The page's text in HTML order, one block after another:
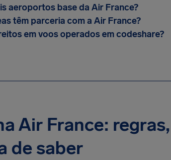
aeroportos base da Air France?
têm parceria com a Air France?
em voos operados em codeshare?
Air France:
de saber